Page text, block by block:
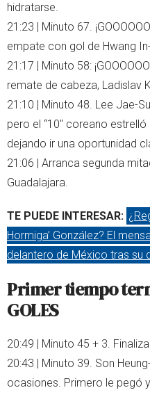
hidratarse.
21:23 | Minuto 67.
empate con gol de Hwang
21:17 | Minuto 58:
remate de cabeza, Ladislav
21:10 | Minuto 48. Lee Jae-
pero el “10" coreano
dejando ir una oportunidad
21:06 | Arranca segunda
Guadalajara.
TE PUEDE INTERESAR:
Hormiga’ González? El
delantero de México tras su
Primer tiempo
GOLES
20:49 | Minuto 45 + 3.
20:43 | Minuto 39. Son
ocasiones. Primero le pegó